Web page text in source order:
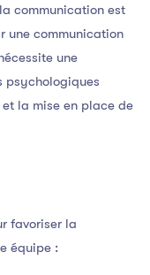
communication est
une communication
une
psychologiques
la mise en place de
favoriser la
équipe :